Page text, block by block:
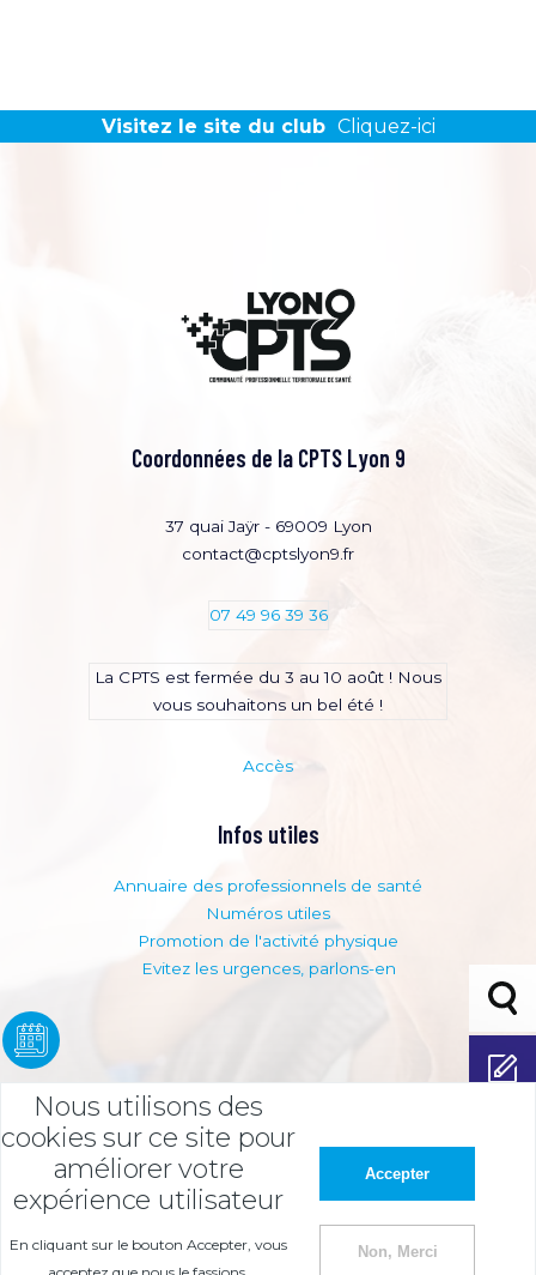
adhére
Visitez le site du club Cliquez-ici
Coordonnées de la CPTS Lyon 9
37 quai Jaÿr - 69009 Lyon
contact@cptslyon9.fr
07 49 96 39 36
La CPTS est fermée du 3 au 10 août ! Nous
vous souhaitons un bel été !
Accès
Infos utiles
Annuaire des professionnels de santé
Numéros utiles
Promotion de l'activité physique
Evitez les urgences, parlons-en
Mentions légales
Politique de protection des données
Nous utilisons des
cookies sur ce site pour
améliorer votre
expérience utilisateur
En cliquant sur le bouton Accepter, vous
Accepter
Non, Merci